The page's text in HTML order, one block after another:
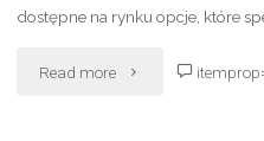
dostępne na rynku opcje, które
Read more "Jak